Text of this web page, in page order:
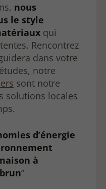
nous
le style
qui
Rencontrez
dans votre
notre
sont notre
solutions locales
d’énergie
à